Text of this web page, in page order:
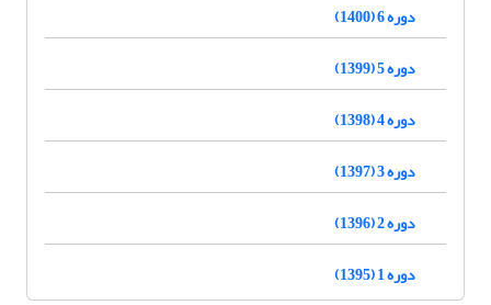
دوره 6 (1400)
دوره 5 (1399)
دوره 4 (1398)
دوره 3 (1397)
دوره 2 (1396)
دوره 1 (1395)